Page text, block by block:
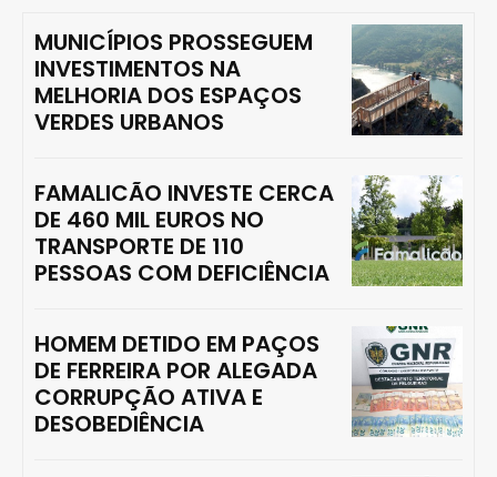
MUNICÍPIOS PROSSEGUEM
INVESTIMENTOS NA
MELHORIA DOS ESPAÇOS
VERDES URBANOS
FAMALICÃO INVESTE CERCA
DE 460 MIL EUROS NO
TRANSPORTE DE 110
PESSOAS COM DEFICIÊNCIA
HOMEM DETIDO EM PAÇOS
DE FERREIRA POR ALEGADA
CORRUPÇÃO ATIVA E
DESOBEDIÊNCIA